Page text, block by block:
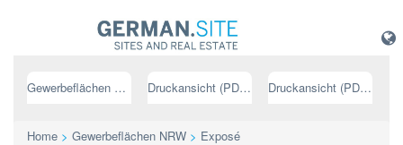
Gewerbeflächen NRW Druckansicht (PDF) // deutsch Druckansicht (PDF) // englisch
Home > Gewerbeflächen NRW > Exposé